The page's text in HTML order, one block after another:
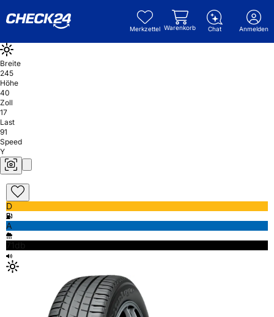
Merkzettel Warenkorb Chat Anmelden
Breite
245
Höhe
40
Zoll
17
Last
91
Speed
Y
D
A
71db